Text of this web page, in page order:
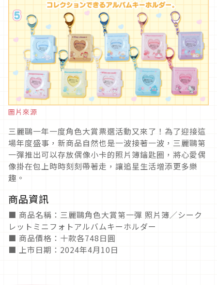
圖片來源
三麗鷗一年一度角色大賞票選活動又來了！為了迎接這
場年度盛事，新商品自然也是一波接著一波，三麗鷗第
一彈推出可以存放偶像小卡的照片簿鑰匙圈，將心愛偶
像掛在包上時時刻刻帶著走，讓追星生活增添更多樂
趣。
商品資訊
■ 商品名稱：三麗鷗角色大賞第一彈 照片簿／シーク
レットミニフォトアルバムキーホルダー
■ 商品價格：十款各748日圓
■ 上市日期：2024年4月10日